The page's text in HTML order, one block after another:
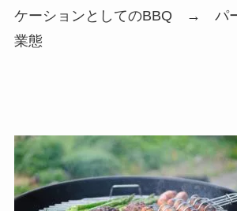
ケーションとしてのBBQ →
業態